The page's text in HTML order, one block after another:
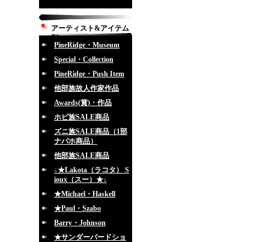
アーティスト&アイテム
別
PineRidge・Museum
Special・Collection
PineRidge・Push Item
他部族故人作家作品
Awards(賞)・作品
ホピ族SALE商品
ズニ族SALE商品（1部
ナバホ商品）
他部族SALE商品
↓★Lakota（ラコタ） S
ioux（スー）★↓
★Michael・Haskell
★Paul・Szabo
Barry・Johnson
★サンダーバードショ